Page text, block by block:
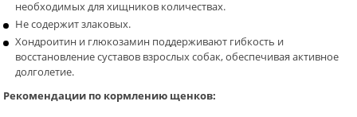
необходимых для хищников количествах.
Не содержит злаковых.
Хондроитин и глюкозамин поддерживают гибкость и
восстановление суставов взрослых собак, обеспечивая активное
долголетие.
Рекомендации по кормлению щенков: